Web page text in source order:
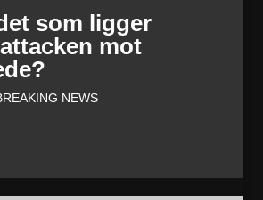
som ligger
mot
NEWS